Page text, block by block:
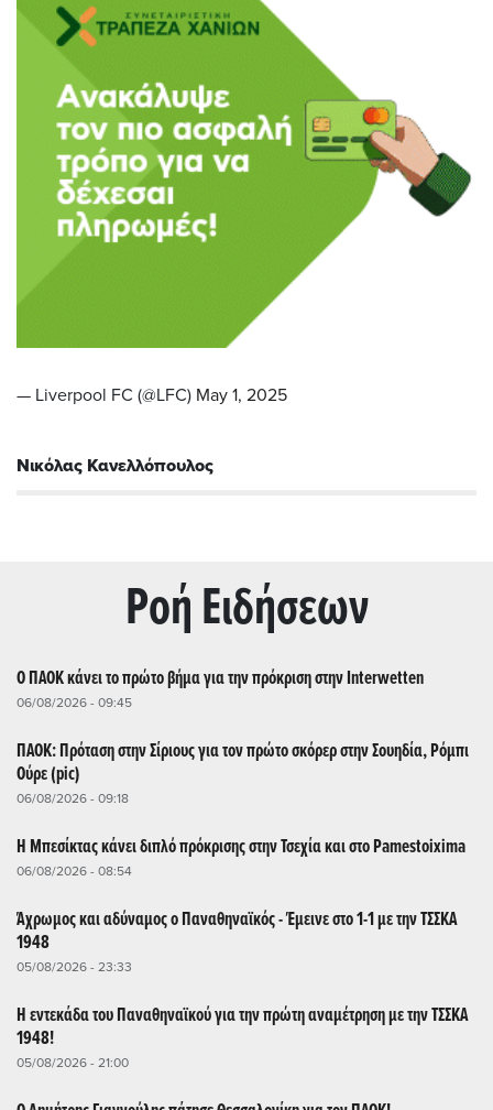
— Liverpool FC (@LFC) May 1, 2025
Νικόλας Κανελλόπουλος
Ρoή Ειδήσεων
Ο ΠΑΟΚ κάνει το πρώτο βήμα για την πρόκριση στην Interwetten
06/08/2026 - 09:45
ΠΑΟΚ: Πρόταση στην Σίριους για τον πρώτο σκόρερ στην Σουηδία, Ρόμπι
Ούρε (pic)
06/08/2026 - 09:18
Η Μπεσίκτας κάνει διπλό πρόκρισης στην Τσεχία και στο Pamestoixima
06/08/2026 - 08:54
Άχρωμος και αδύναμος ο Παναθηναϊκός - Έμεινε στο 1-1 με την ΤΣΣΚΑ
1948
05/08/2026 - 23:33
Η εντεκάδα του Παναθηναϊκού για την πρώτη αναμέτρηση με την ΤΣΣΚΑ
1948!
05/08/2026 - 21:00